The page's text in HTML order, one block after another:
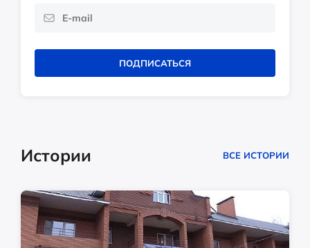
ПОДПИСАТЬСЯ
Истории ВСЕ ИСТОРИИ